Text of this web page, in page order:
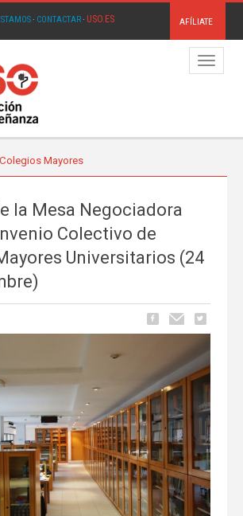
· CONTACTAR· USO.ES AFÍLIATE
Menú
Colegios Mayores
la Mesa Negociadora
Colectivo de
Universitarios (24